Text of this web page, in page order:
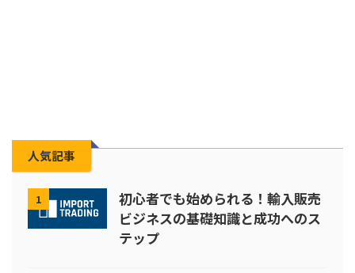
人気記事
1
初心者でも始められる！輸入販売
ビジネスの基礎知識と成功へのス
テップ